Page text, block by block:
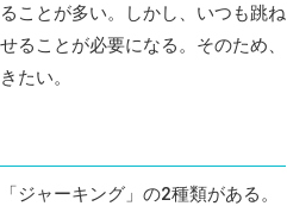
ことが多い。しかし、いつも跳ね
ることが必要になる。そのため、
たい。
ジャーキング」の2種類がある。